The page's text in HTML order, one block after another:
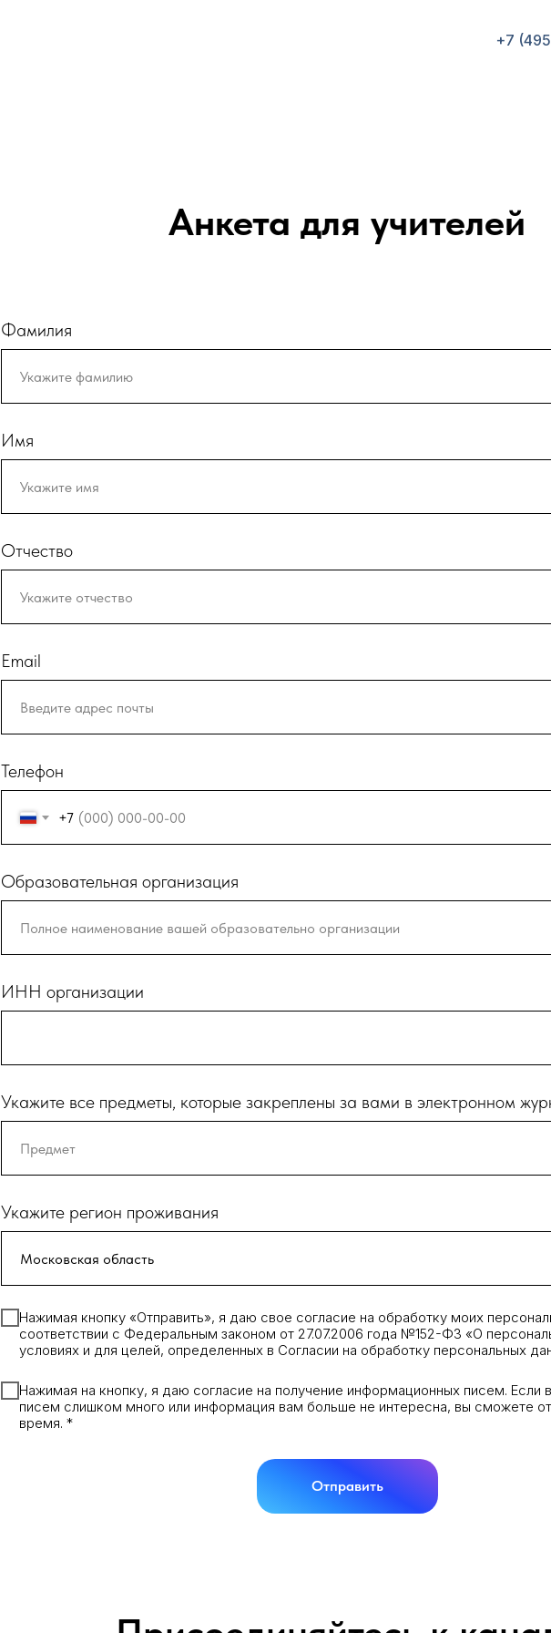
+7
Анкета для учителей
Фамилия
Имя
Отчество
Email
Телефон
+7
Образовательная организация
ИНН организации
Укажите все предметы, которые закреплены за вами в электронном
Укажите регион проживания
Нажимая кнопку «Отправить», я даю свое согласие на обработку моих
соответствии с Федеральным законом от 27.07.2006 года №152-ФЗ «О
условиях и для целей, определенных в Согласии на обработку персональных
Нажимая на кнопку, я даю согласие на получение информационных писем. Если
писем слишком много или информация вам больше не интересна, вы сможете
время. *
Отправить